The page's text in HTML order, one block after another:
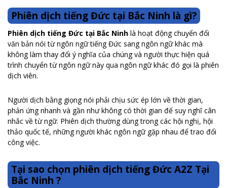
Phiên dịch tiếng Đức tại Bắc Ninh là gì?
Phiên dịch tiếng Đức tại Bắc Ninh là hoạt động chuyển đổi
văn bản nói từ ngôn ngữ tiếng Đức sang ngôn ngữ khác mà
không làm thay đổi ý nghĩa của chúng và người thực hiện quá
trình chuyển từ ngôn ngữ này qua ngôn ngữ khác đó gọi là phiên
dịch viên.
Người dịch bằng giọng nói phải chịu sức ép lớn về thời gian,
phản ứng nhanh và gần như không có thời gian để suy nghĩ cân
nhắc về từ ngữ. Phiên dịch thường dùng trong các hội nghị, hội
thảo quốc tế, những người khác ngôn ngữ gặp nhau để trao đổi
công việc.
Tại sao chọn phiên dịch tiếng Đức A2Z Tại
Bắc Ninh ?